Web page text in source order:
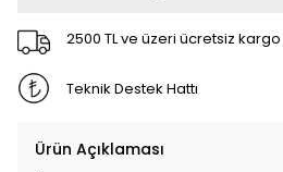
2500 TL ve üzeri ücretsiz kargo
Teknik Destek Hattı
Ürün Açıklaması